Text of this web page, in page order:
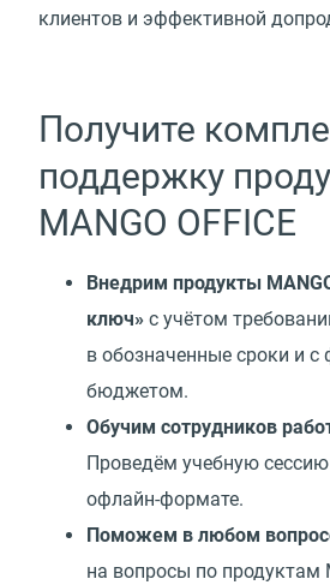
клиентов и эффективной
Получите
поддержку
MANGO OFFICE
Внедрим продукты
ключ» с учётом
в обозначенные сроки и
бюджетом.
Обучим сотрудников
Проведём учебную
офлайн-формате.
Поможем в любом
на вопросы по продуктам